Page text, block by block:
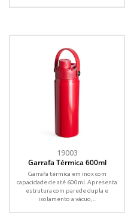
19003
Garrafa Térmica 600ml
Garrafa térmica em inox com
capacidade de até 600ml. Apresenta
estrutura com parede dupla e
isolamento a vácuo,...